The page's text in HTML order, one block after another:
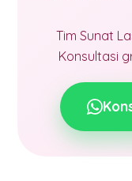
Tim Sunat
Konsultasi